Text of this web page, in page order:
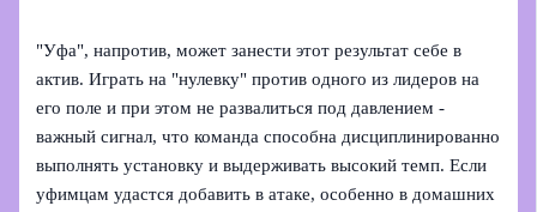
"Уфа", напротив, может занести этот результат себе в
актив. Играть на "нулевку" против одного из лидеров на
его поле и при этом не развалиться под давлением -
важный сигнал, что команда способна дисциплинированно
выполнять установку и выдерживать высокий темп. Если
уфимцам удастся добавить в атаке, особенно в домашних